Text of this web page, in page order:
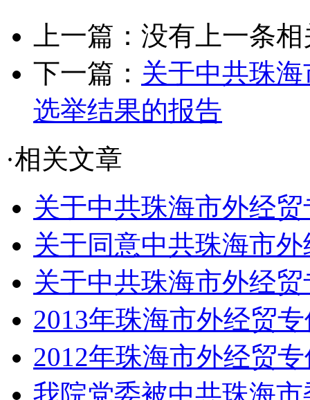
上一篇：没有上一条
下一篇： 关于中共珠
选举结果的报告
·相关文章
关于中共珠海市外经
关于同意中共珠海市
关于中共珠海市外经
2013年珠海市外经贸
2012年珠海市外经贸
我院党委被中共珠海